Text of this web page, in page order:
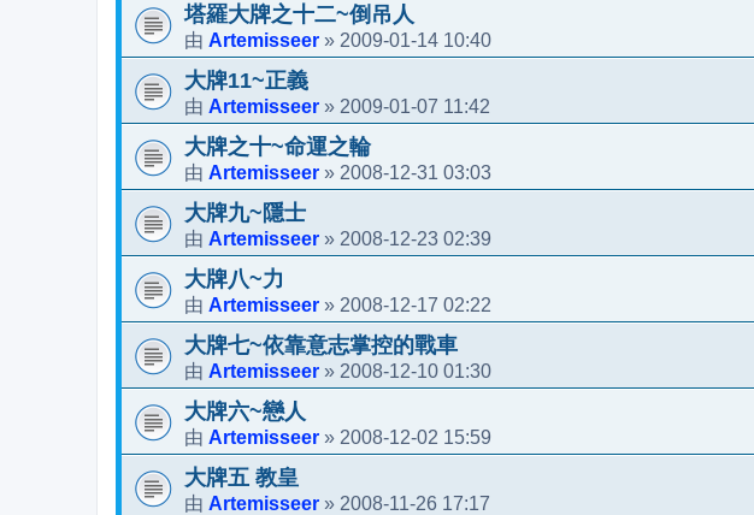
塔羅大牌之十二~倒吊人
由 Artemisseer » 2009-01-14 10:40
大牌11~正義
由 Artemisseer » 2009-01-07 11:42
大牌之十~命運之輪
由 Artemisseer » 2008-12-31 03:03
大牌九~隱士
由 Artemisseer » 2008-12-23 02:39
大牌八~力
由 Artemisseer » 2008-12-17 02:22
大牌七~依靠意志掌控的戰車
由 Artemisseer » 2008-12-10 01:30
大牌六~戀人
由 Artemisseer » 2008-12-02 15:59
大牌五 教皇
由 Artemisseer » 2008-11-26 17:17